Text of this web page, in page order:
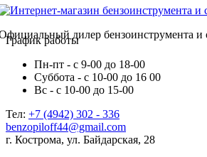
дилер бензоинструмента и
График работы
Пн-пт - с 9-00 до 18-00
Суббота - с 10-00 до 16 00
Вс - с 10-00 до 15-00
Тел: +7 (4942) 302 - 336
benzopiloff44@gmail.com
г. Кострома, ул. Байдарская, 28